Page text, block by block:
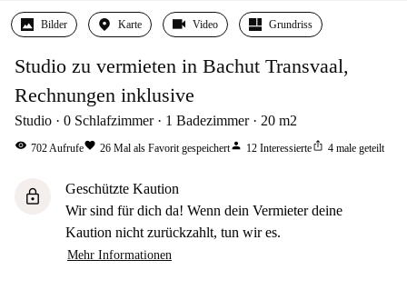
Bilder Karte Video Grundriss
Studio zu vermieten in Bachut Transvaal,
Rechnungen inklusive
Studio 0 Schlafzimmer 1 Badezimmer 20 m2
visibility 702Aufrufefavorite 26 Mal als Favorit gespeichertperson 12 Interessierteios_share 4 male geteilt
lock
Geschützte Kaution
Wir sind für dich da! Wenn dein Vermieter deine
Kaution nicht zurückzahlt, tun wir es.
Mehr Informationen